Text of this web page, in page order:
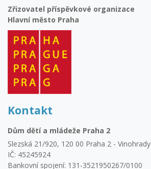
Zřizovatel příspěvkové organizace
Hlavní město Praha
Kontakt
Dům dětí a mládeže Praha 2
Slezská 21/920, 120 00 Praha 2 - Vinohrady
IČ: 45245924
Bankovní spojení: 131-3521950267/0100